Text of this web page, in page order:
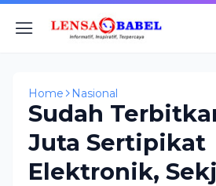
Home Nasional
Sudah
Juta Sertipikat
Elektronik,